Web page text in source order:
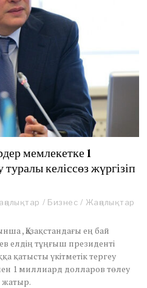
мемлекетке 1
келіссөз жүргізіп
/ Бизнес / Жаңалықтар
, Қазақстандағы ең бай
елдің тұңғыш президенті
қатысты үкітметік тергеу
1 миллиард долларов төлеу
жатыр.